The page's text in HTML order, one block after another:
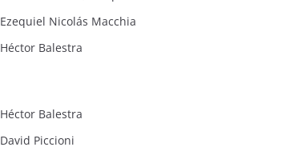
Ezequiel Nicolás Macchia
Héctor Balestra
Héctor Balestra
David Piccioni